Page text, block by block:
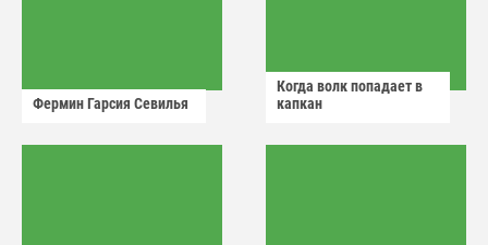
Фермин Гарсия Севилья
Когда волк попадает в
капкан